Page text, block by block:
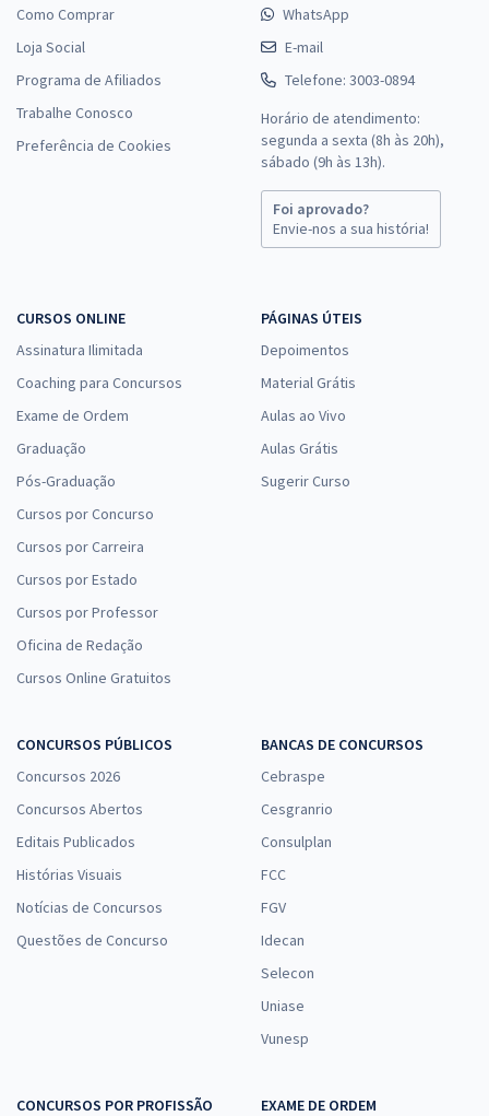
Como Comprar
Loja Social
Programa de Afiliados
Trabalhe Conosco
Preferência de Cookies
WhatsApp
E-mail
Telefone: 3003-0894
Horário de atendimento:
segunda a sexta (8h às 20h),
sábado (9h às 13h).
Foi aprovado?
Envie-nos a sua história!
CURSOS ONLINE
Assinatura Ilimitada
Coaching para Concursos
Exame de Ordem
Graduação
Pós-Graduação
Cursos por Concurso
Cursos por Carreira
Cursos por Estado
Cursos por Professor
Oficina de Redação
Cursos Online Gratuitos
PÁGINAS ÚTEIS
Depoimentos
Material Grátis
Aulas ao Vivo
Aulas Grátis
Sugerir Curso
CONCURSOS PÚBLICOS
Concursos 2026
Concursos Abertos
Editais Publicados
Histórias Visuais
Notícias de Concursos
Questões de Concurso
BANCAS DE CONCURSOS
Cebraspe
Cesgranrio
Consulplan
FCC
FGV
Idecan
Selecon
Uniase
Vunesp
CONCURSOS POR PROFISSÃO
EXAME DE ORDEM